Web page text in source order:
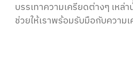
บรรเทาความเครียดต่างๆ เหล่
ช่วยให้เราพร้อมรับมือกับความ